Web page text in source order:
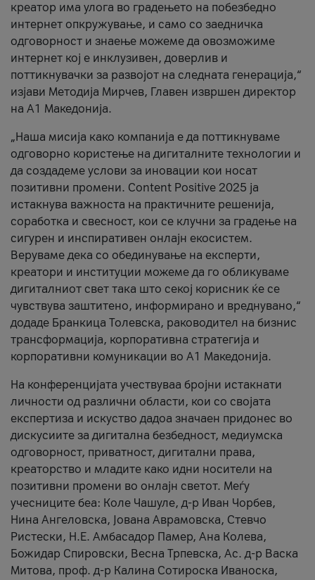
креатор има улога во градењето на побезбедно
интернет опкружување, и само со заедничка
одговорност и знаење можеме да овозможиме
интернет кој е инклузивен, доверлив и
поттикнувачки за развојот на следната генерација,“
изјави Методија Мирчев, Главен извршен директор
на А1 Македонија.
„Наша мисија како компанија е да поттикнуваме
одговорно користење на дигиталните технологии и
да создадеме услови за иновации кои носат
позитивни промени. Content Positive 2025 ја
истакнува важноста на практичните решенија,
соработка и свесност, кои се клучни за градење на
сигурен и инспиративен онлајн екосистем.
Веруваме дека со обединување на експерти,
креатори и институции можеме да го обликуваме
дигиталниот свет така што секој корисник ќе се
чувствува заштитено, информирано и вреднувано,“
додаде Бранкица Толевска, раководител на бизнис
трансформација, корпоративна стратегија и
корпоративни комуникации во А1 Македонија.
На конференцијата учествуваа бројни истакнати
личности од различни области, кои со својата
експертиза и искуство дадоа значаен придонес во
дискусиите за дигитална безбедност, медиумска
одговорност, приватност, дигитални права,
креаторство и младите како идни носители на
позитивни промени во онлајн светот. Меѓу
учесниците беа: Коле Чашуле, д-р Иван Чорбев,
Нина Ангеловска, Јована Аврамовска, Стевчо
Ристески, Н.Е. Амбасадор Памер, Ана Колева,
Божидар Спировски, Весна Трпевска, Ас. д-р Васка
Митова, проф. д-р Калина Сотироска Иваноска,